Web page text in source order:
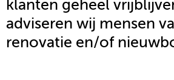
klanten geheel
adviseren wij mensen
renovatie en/of